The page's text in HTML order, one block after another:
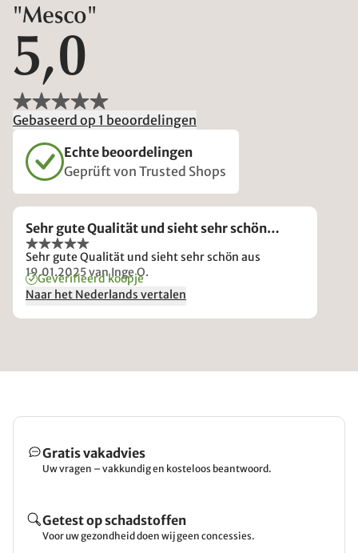
"Mesco"
5,0
Gebaseerd op 1 beoordelingen
Echte beoordelingen
Geprüft von Trusted Shops
Sehr gute Qualität und sieht sehr schön…
Sehr gute Qualität und sieht sehr schön aus
19.01.2025van Inge O.
Geverifieerd koopje
Naar het Nederlands vertalen
Gratis vakadvies
Uw vragen – vakkundig en kosteloos beantwoord.
Getest op schadstoffen
Voor uw gezondheid doen wij geen concessies.